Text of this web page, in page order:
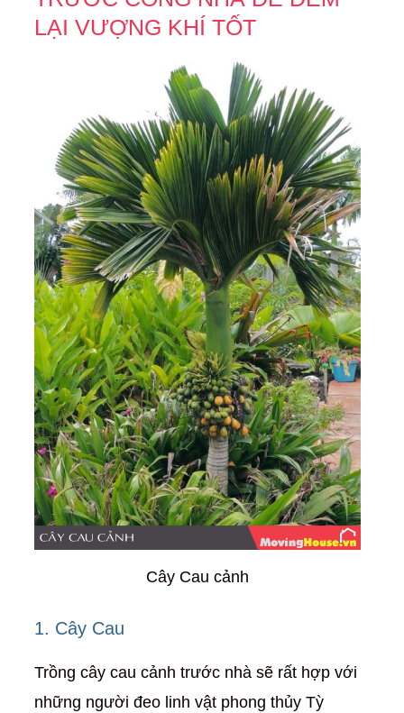
LẠI VƯỢNG KHÍ TỐT
Cây Cau cảnh
1. Cây Cau
Trồng cây cau cảnh trước nhà sẽ rất hợp với
những người đeo linh vật phong thủy Tỳ